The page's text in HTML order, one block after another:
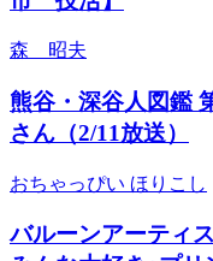
森 昭夫
熊谷・深谷人図鑑
さん（2/11放送）
おちゃっぴい ほりこし
バルーンアーティ